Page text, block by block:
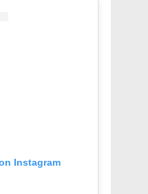
Instagram